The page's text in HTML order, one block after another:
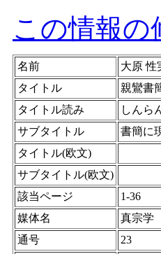
この情報の
名前
大原 性
タイトル
親鸞書
タイトル読み
しんら
サブタイトル
書簡に
タイトル(欧文)
サブタイトル(欧文)
該当ページ
1-36
媒体名
真宗学
通号
23